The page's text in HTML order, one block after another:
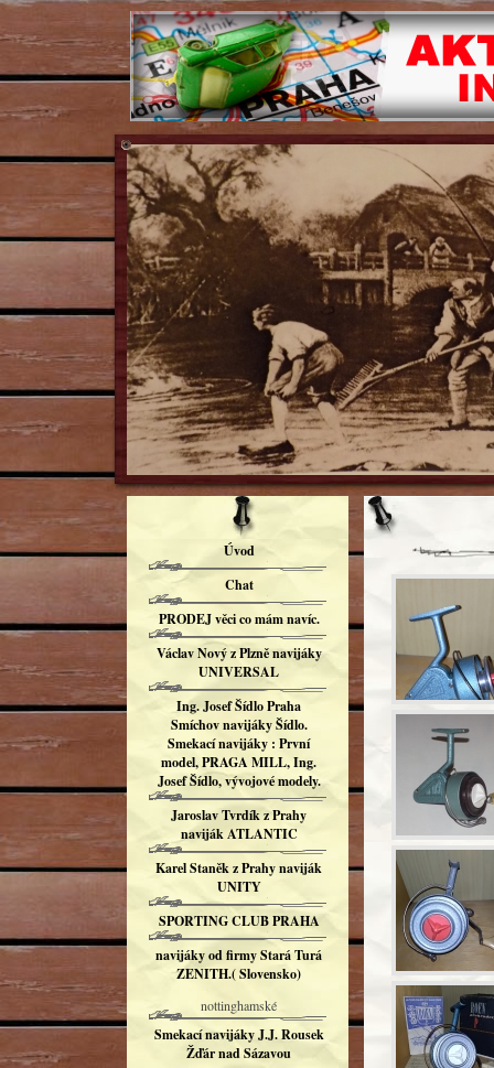
Úvod
Chat
PRODEJ věci co mám navíc.
Václav Nový z Plzně navijáky
UNIVERSAL
Ing. Josef Šídlo Praha
Smíchov navijáky Šídlo.
Smekací navijáky : První
model, PRAGA MILL, Ing.
Josef Šídlo, vývojové modely.
Jaroslav Tvrdík z Prahy
naviják ATLANTIC
Karel Staněk z Prahy naviják
UNITY
SPORTING CLUB PRAHA
navijáky od firmy Stará Turá
ZENITH.( Slovensko)
nottinghamské
Smekací navijáky J.J. Rousek
Žďár nad Sázavou